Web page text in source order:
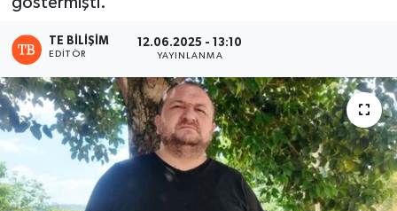
TE BILIŞIM
EDITÖR
12.06.2025 - 13:10
YAYINLANMA